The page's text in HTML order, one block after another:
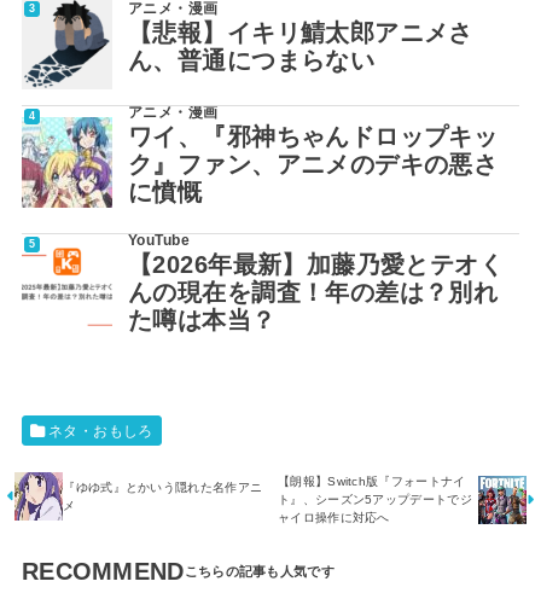
アニメ・漫画
【悲報】イキリ鯖太郎アニメさ
ん、普通につまらない
アニメ・漫画
ワイ、『邪神ちゃんドロップキッ
ク』ファン、アニメのデキの悪さ
に憤慨
YouTube
【2026年最新】加藤乃愛とテオく
んの現在を調査！年の差は？別れ
た噂は本当？
ネタ・おもしろ
『ゆゆ式』とかいう隠れた名作アニ
メ
【朗報】Switch版『フォートナイ
ト』、シーズン5アップデートでジ
ャイロ操作に対応へ
RECOMMEND